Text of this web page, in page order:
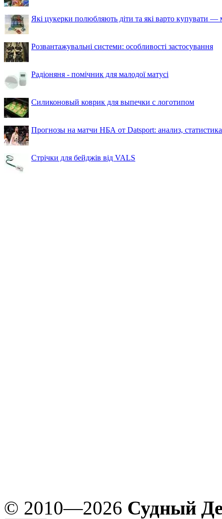
Які цукерки полюбляють діти та які варто купувати —
Розвантажувальні системи: особливості застосування
Радіоняня - помічник для малодої матусі
Силиконовый коврик для выпечки с логотипом
Прогнозы на матчи НБА от Datsport: анализ,
Стрічки для бейджів від VALS
© 2010—2026 Судный